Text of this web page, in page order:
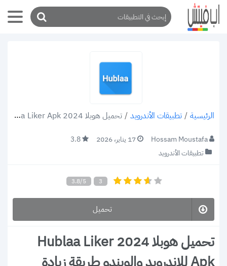
الرئيسية / تطبيقات الأندرويد / تحميل هوبلا 2024 Hublaa Liker Apk للاندرويد والويندو طريقة زيادة لايكات فيسبوك!
Hossam Moustafa 17 يناير، 2026
3.8
تطبيقات الأندرويد
3.8/5 3
تحميل
تحميل هوبلا 2024 Hublaa Liker
Apk للاندرويد والويندو طريقة زيادة